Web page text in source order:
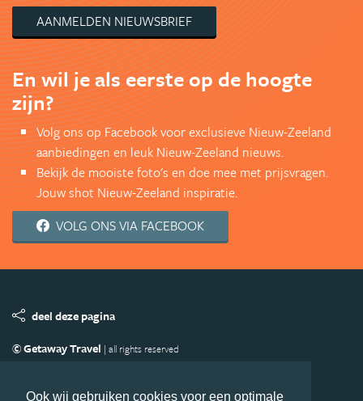
Ook wij gebruiken cookies voor een optimale
AANMELDEN NIEUWSBRIEF
En wil je als eerste op de hoogte
zijn?
Volg ons op Facebook voor exclusieve Nieuw-Zeeland
aanbiedingen en leuk Nieuw-Zeeland nieuws.
Bekijk de mooiste foto's en doe mee met prijsvragen.
Jouw shot Nieuw-Zeeland inspiratie.
VOLG ONS VIA FACEBOOK
deel deze pagina
© Getaway Travel | all rights reserved
Copyright
Privacy statement Disclaimer Cookies